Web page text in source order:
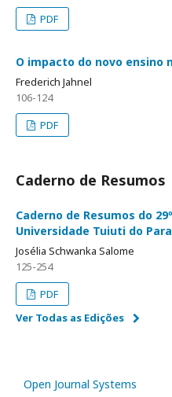
PDF
O impacto do novo ensino
Frederich Jahnel
106-124
PDF
Caderno de Resumos
Caderno de Resumos do
Universidade Tuiuti do
Josélia Schwanka Salome
125-254
PDF
Ver Todas as Edições
Open Journal Systems